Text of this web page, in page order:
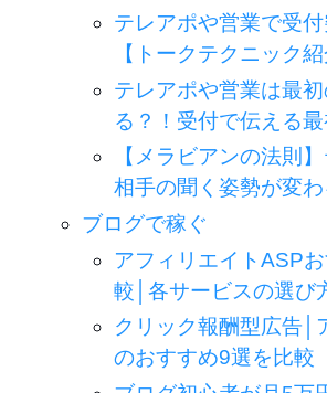
テレアポや営業で受
【トークテクニック紹
テレアポや営業は最
る？！受付で伝える
【メラビアンの法則
相手の聞く姿勢が変
ブログで稼ぐ
アフィリエイトASP
較│各サービスの選び
クリック報酬型広告│
のおすすめ9選を比較